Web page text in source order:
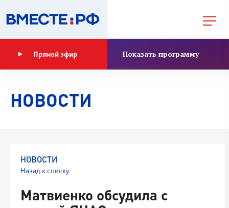
Прямой эфир Показать программу
НОВОСТИ
НОВОСТИ
Назад к списку
Матвиенко обсудила с